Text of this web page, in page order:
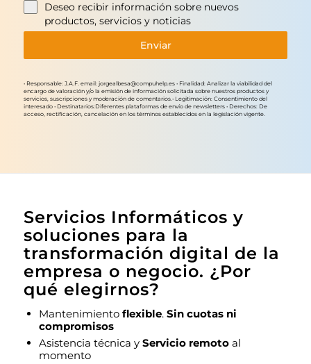
Deseo recibir información sobre nuevos
productos, servicios y noticias
Enviar
• Responsable: J.A.F. email: jorgealbesa@compuhelp.es • Finalidad: Analizar la viabilidad del
encargo de valoración y/o la emisión de información solicitada sobre nuestros productos y
servicios, suscripciones y moderación de comentarios.• Legitimación: Consentimiento del
interesado • Destinatarios:Diferentes plataformas de envío de newsletters • Derechos: De
acceso, rectificación, cancelación en los términos establecidos en la legislación vigente.
Servicios Informáticos y
soluciones para la
transformación digital de la
empresa o negocio. ¿Por
qué elegirnos?
Mantenimiento flexible. Sin cuotas ni
compromisos
Asistencia técnica y Servicio remotoal
momento